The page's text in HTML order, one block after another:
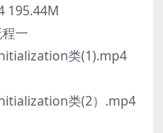
195.44M
一
类(1).mp4
类(2）.mp4